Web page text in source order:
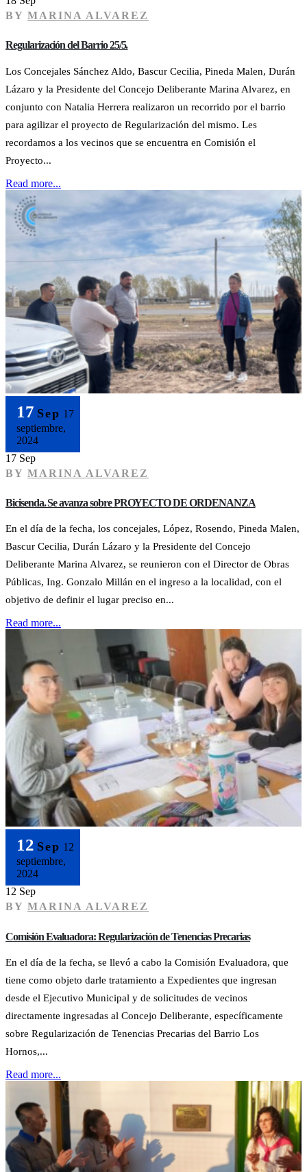
BY MARINA ALVAREZ
Regularización del Barrio 25/5.
Los Concejales Sánchez Aldo, Bascur Cecilia, Pineda Malen, Durán
Lázaro y la Presidente del Concejo Deliberante Marina Alvarez, en
conjunto con Natalia Herrera realizaron un recorrido por el barrio
para agilizar el proyecto de Regularización del mismo. Les
recordamos a los vecinos que se encuentra en Comisión el
Proyecto...
Read more...
17 Sep 17
septiembre,
2024
17 Sep
BY MARINA ALVAREZ
Bicisenda. Se avanza sobre PROYECTO DE ORDENANZA
En el día de la fecha, los concejales, López, Rosendo, Pineda Malen,
Bascur Cecilia, Durán Lázaro y la Presidente del Concejo
Deliberante Marina Alvarez, se reunieron con el Director de Obras
Públicas, Ing. Gonzalo Millán en el ingreso a la localidad, con el
objetivo de definir el lugar preciso en...
Read more...
12 Sep 12
septiembre,
2024
12 Sep
BY MARINA ALVAREZ
Comisión Evaluadora: Regularización de Tenencias Precarias
En el día de la fecha, se llevó a cabo la Comisión Evaluadora, que
tiene como objeto darle tratamiento a Expedientes que ingresan
desde el Ejecutivo Municipal y de solicitudes de vecinos
directamente ingresadas al Concejo Deliberante, específicamente
sobre Regularización de Tenencias Precarias del Barrio Los
Hornos,...
Read more...